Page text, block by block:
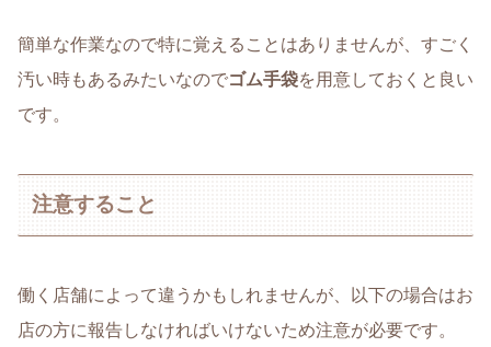
簡単な作業なので特に覚えることはありませんが、すごく
汚い時もあるみたいなのでゴム手袋を用意しておくと良い
です。
注意すること
働く店舗によって違うかもしれませんが、以下の場合はお
店の方に報告しなければいけないため注意が必要です。